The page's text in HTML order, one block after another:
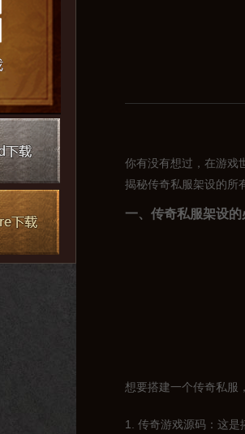
你有没有想过，在游戏
揭秘传奇私服架设的所
一、传奇私服架设
想要搭建一个传奇私服
1. 传奇游戏源码：这